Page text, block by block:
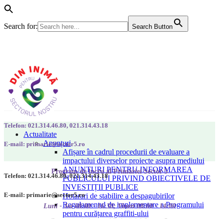
Search for: Search Button
Actualitate
Anunțuri
Afișare în cadrul procedurii de evaluare a
impactului diverselor proiecte asupra mediului
ANUNȚURI PENTRU INFORMAREA
PUBLICULUI PRIVIND OBIECTIVELE DE
INVESTIȚII PUBLICE
Hotarari de stabilire a despagubirilor
Regulamentul de implementare a Programului
pentru curățarea graffiti-ului
Telefon: 021.314.46.80, 021.314.43.18
E-mail: primarie@sector5.ro
Program de lucru al Primăriei Sector 5
Luni - Joi 08:00 - 16:30; Vineri 08:00 - 14:00
Telefon: 021.314.46.80, 021.314.43.18
E-mail: primarie@sector5.ro